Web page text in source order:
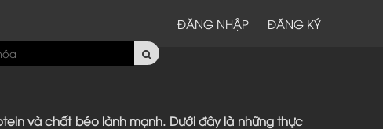
ĐĂNG KÝ
ĐĂNG NHẬP
và chất béo lành mạnh. Dưới đây là những thực